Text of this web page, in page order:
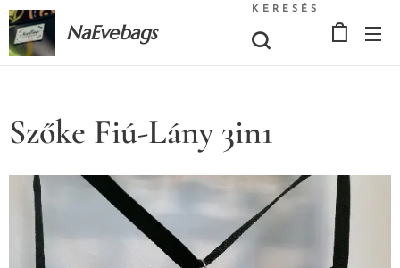
NaEvebags
KERESÉS
Szőke Fiú-Lány 3in1